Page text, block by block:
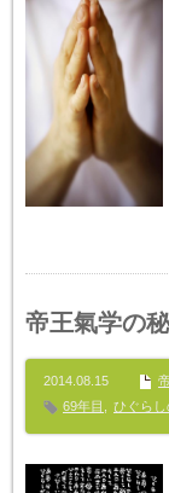
帝王氣学の
2014.08.15
69年目
ひぐらし